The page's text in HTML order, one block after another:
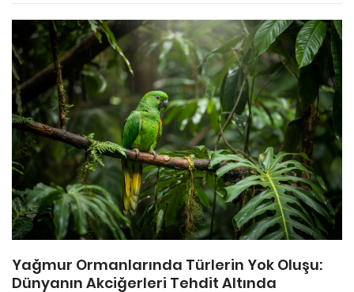
Yağmur Ormanlarında Türlerin Yok Oluşu:
Dünyanın Akciğerleri Tehdit Altında